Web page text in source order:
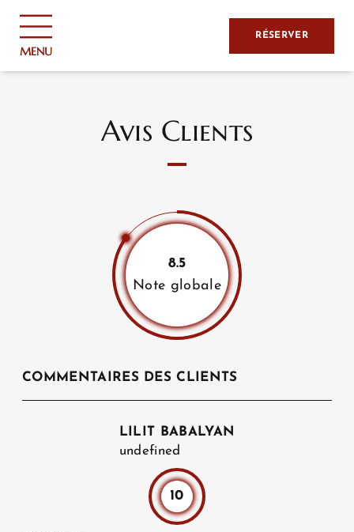
MENU
RÉSERVER
Avis Clients
8.5
Note globale
COMMENTAIRES DES CLIENTS
LILIT BABALYAN
undefined
10